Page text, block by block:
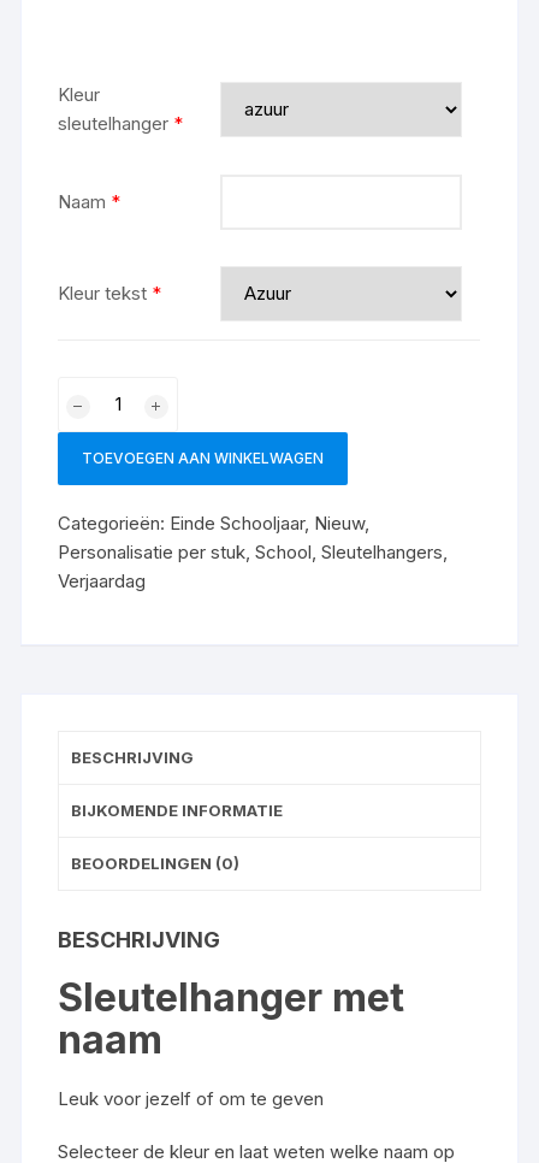
Kleur
sleutelhanger *
Naam *
Kleur tekst *
TOEVOEGEN AAN WINKELWAGEN
Categorieën: Einde Schooljaar, Nieuw,
Personalisatie per stuk ,School ,Sleutelhangers
Verjaardag
BESCHRIJVING
BIJKOMENDE INFORMATIE
BEOORDELINGEN (0)
BESCHRIJVING
Sleutelhanger met
naam
Leuk voor jezelf of om te geven
Selecteer de kleur en laat weten welke naam op